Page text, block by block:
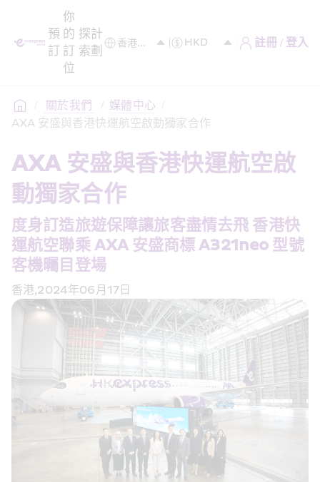
預
訂
你
的
訂
位
探
索
計
劃
註冊 / 登入
/ 關於我們 / 媒體中心 /
AXA 安盛與香港快運航空啟動獨家合作
AXA 安盛與香港快運航空啟
動獨家合作
度身訂造旅遊保障讓旅客盡情去飛 香港快
運航空聯乘 AXA 安盛商標 A321neo 型號
客機曯目登場
香港,2024年06月17日